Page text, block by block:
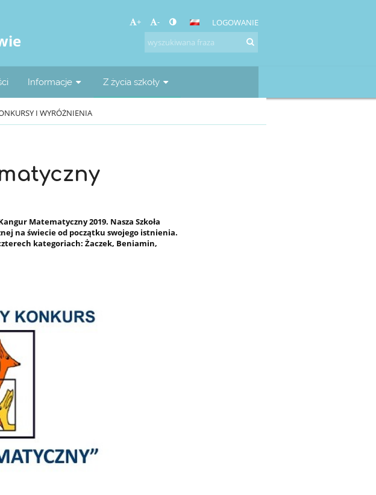
+ - LOGOWANIE
Informacje Z życia szkoły
I WYRÓŻNIENIA
Matematyczny 2019. Nasza Szkoła
na świecie od początku swojego istnienia.
kategoriach: Żaczek, Beniamin,